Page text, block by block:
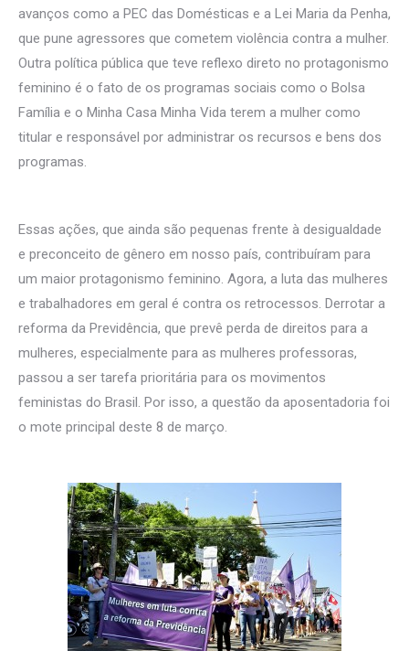
avanços como a PEC das Domésticas e a Lei Maria da Penha,
que pune agressores que cometem violência contra a mulher.
Outra política pública que teve reflexo direto no protagonismo
feminino é o fato de os programas sociais como o Bolsa
Família e o Minha Casa Minha Vida terem a mulher como
titular e responsável por administrar os recursos e bens dos
programas.
Essas ações, que ainda são pequenas frente à desigualdade
e preconceito de gênero em nosso país, contribuíram para
um maior protagonismo feminino. Agora, a luta das mulheres
e trabalhadores em geral é contra os retrocessos. Derrotar a
reforma da Previdência, que prevê perda de direitos para a
mulheres, especialmente para as mulheres professoras,
passou a ser tarefa prioritária para os movimentos
feministas do Brasil. Por isso, a questão da aposentadoria foi
o mote principal deste 8 de março.